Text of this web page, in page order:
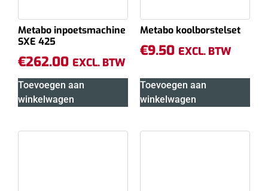
Metabo inpoetsmachine
SXE 425
€262.00 EXCL. BTW
Toevoegen aan
winkelwagen
Metabo koolborstelset
€9.50 EXCL. BTW
Toevoegen aan
winkelwagen